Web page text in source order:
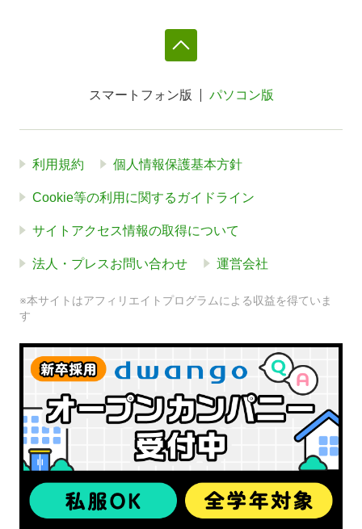
スマートフォン版 パソコン版
利用規約 個人情報保護基本方針
Cookie等の利用に関するガイドライン
サイトアクセス情報の取得について
法人・プレスお問い合わせ 運営会社
※本サイトはアフィリエイトプログラムによる収益を得ていま
す